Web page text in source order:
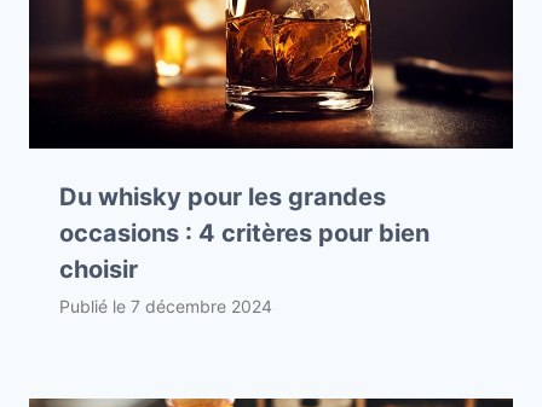
Du whisky pour les grandes
occasions : 4 critères pour bien
choisir
Publié le 7 décembre 2024